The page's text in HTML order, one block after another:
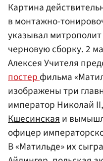
Картина
в монтажно-
указывал
черновую сборку. 2
Алексея Учителя
постерфильма
изображены три
император Николай
Кшесинскаяи
офицер
В «Матильде» их